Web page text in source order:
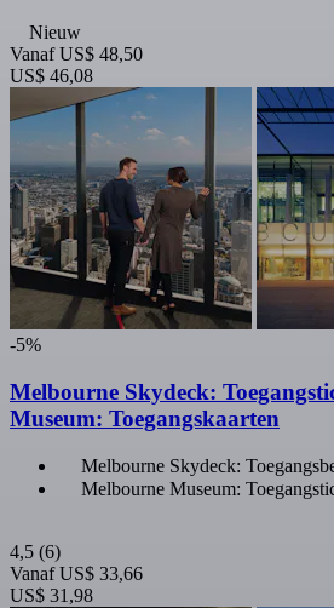
Nieuw
Vanaf US$ 48,50
US$ 46,08
-5%
Melbourne Skydeck:
Museum: Toegangskaarten
Melbourne Skydeck:
Melbourne Museum:
4,5 (6)
Vanaf US$ 33,66
US$ 31,98